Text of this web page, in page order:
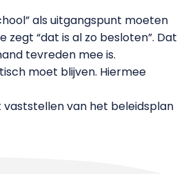
als uitgangspunt moeten
“dat is al zo besloten”. Dat
tevreden mee is.
moet blijven. Hiermee
van het beleidsplan